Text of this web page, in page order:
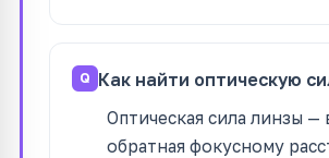
Как найти оптическую
Оптическая сила линзы —
обратная фокусному